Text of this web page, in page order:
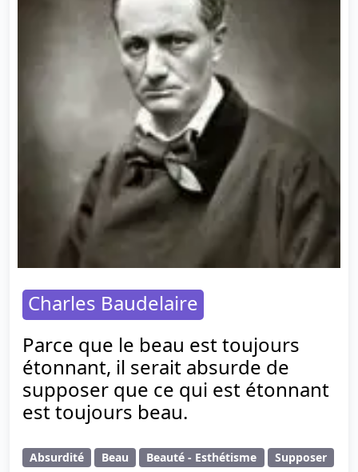
Charles Baudelaire
Parce que le beau est toujours
étonnant, il serait absurde de
supposer que ce qui est étonnant
est toujours beau.
Absurdité Beau Beauté - Esthétisme Supposer